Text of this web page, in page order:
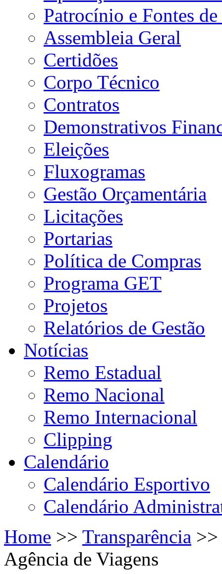
Patrocínio e Fontes de
Assembleia Geral
Certidões
Corpo Técnico
Contratos
Demonstrativos
Eleições
Fluxogramas
Gestão Orçamentária
Licitações
Portarias
Política de Compras
Programa GET
Projetos
Relatórios de Gestão
Notícias
Remo Estadual
Remo Nacional
Remo Internacional
Clipping
Calendário
Calendário Esportivo
Calendário
Home >> Transparência
Agência de Viagens